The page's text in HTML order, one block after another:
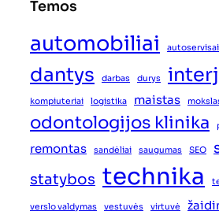
Temos
automobiliai autoservisai
dantys darbas durys
kompiuteriai logistika maistas
odontologijos klinika
remontas sandėliai saugumas SEO
statybos technika
verslo valdymas vestuvės virtuvė